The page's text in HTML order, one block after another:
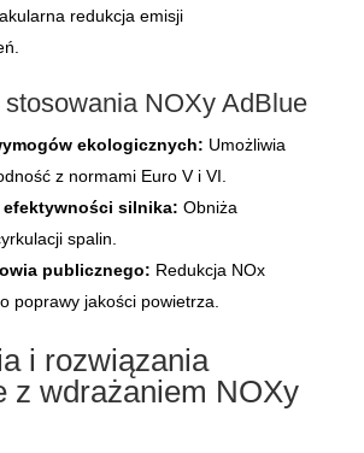
redukcja emisji
NOXy AdBlue
ekologicznych: Umożliwia
z normami Euro V i VI.
efektywności silnika: Obniża
spalin.
publicznego: Redukcja NOx
poprawy jakości powietrza.
i rozwiązania
z wdrażaniem NOXy